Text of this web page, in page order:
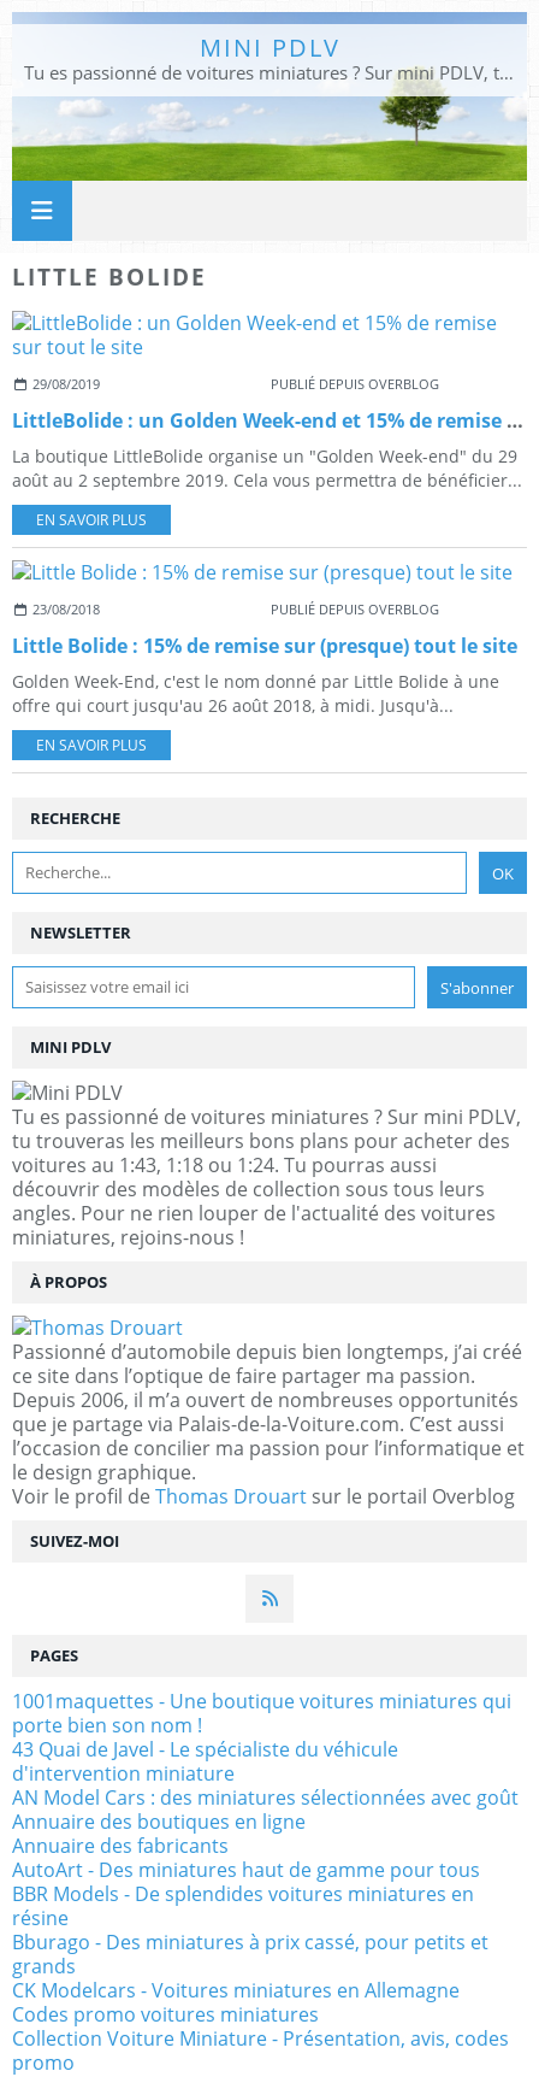
MINI PDLV
Tu es passionné de voitures miniatures ? Sur mini PDLV, tu trouveras les meilleurs bons plans pour acheter des voitures au 1:43, 1:18 ou 1:24. Tu pourras aussi découvrir des modèles de collection sous tous leurs angles. Pour ne rien louper de l'actualité des voitures miniatures, rejoins-nous !
LITTLE BOLIDE
29/08/2019 PUBLIÉ DEPUIS OVERBLOG
LittleBolide : un Golden Week-end et 15% de remise sur tout le site
La boutique LittleBolide organise un "Golden Week-end" du 29
août au 2 septembre 2019. Cela vous permettra de bénéficier...
EN SAVOIR PLUS
23/08/2018 PUBLIÉ DEPUIS OVERBLOG
Little Bolide : 15% de remise sur (presque) tout le site
Golden Week-End, c'est le nom donné par Little Bolide à une
offre qui court jusqu'au 26 août 2018, à midi. Jusqu'à...
EN SAVOIR PLUS
NEWSLETTER
SUIVEZ-MOI
RECHERCHE
MINI PDLV
Tu es passionné de voitures miniatures ? Sur mini PDLV,
tu trouveras les meilleurs bons plans pour acheter des
voitures au 1:43, 1:18 ou 1:24. Tu pourras aussi
découvrir des modèles de collection sous tous leurs
angles. Pour ne rien louper de l'actualité des voitures
miniatures, rejoins-nous !
À PROPOS
Passionné d’automobile depuis bien longtemps, j’ai créé
ce site dans l’optique de faire partager ma passion.
Depuis 2006, il m’a ouvert de nombreuses opportunités
que je partage via Palais-de-la-Voiture.com. C’est aussi
l’occasion de concilier ma passion pour l’informatique et
le design graphique.
Voir le profil de Thomas Drouart sur le portail Overblog
PAGES
1001maquettes - Une boutique voitures miniatures qui
porte bien son nom !
43 Quai de Javel - Le spécialiste du véhicule
d'intervention miniature
AN Model Cars : des miniatures sélectionnées avec goût
Annuaire des boutiques en ligne
Annuaire des fabricants
AutoArt - Des miniatures haut de gamme pour tous
BBR Models - De splendides voitures miniatures en
résine
Bburago - Des miniatures à prix cassé, pour petits et
grands
CK Modelcars - Voitures miniatures en Allemagne
Codes promo voitures miniatures
Collection Voiture Miniature - Présentation, avis, codes
promo